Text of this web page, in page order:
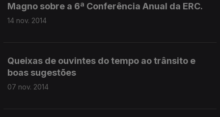
Magno sobre a 6ª Conferência Anual da ERC.
14 nov. 2014
Queixas de ouvintes do tempo ao trânsito e
boas sugestões
07 nov. 2014